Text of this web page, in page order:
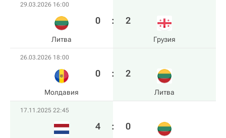
29.03.2026 16:00
Литва
0 : 2
Грузия
26.03.2026 18:00
Молдавия
0 : 2
Литва
17.11.2025 22:45
4 : 0